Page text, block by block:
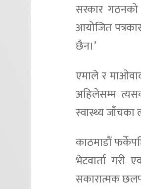
सरकार गठनको
आयोजित
छैन।’
एमाले र
अहिलेसम्म
स्वास्थ्य जाँचका
काठमाडौं
भेटवार्ता
सकारात्मक